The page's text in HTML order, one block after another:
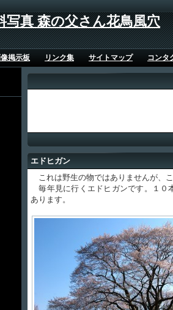
写真 森の父さん花鳥風穴
掲示板 リンク集 サイトマップ コンタ
エドヒガン
これは野生の物ではありませんが、
毎年見に行くエドヒガンです。１０
あります。